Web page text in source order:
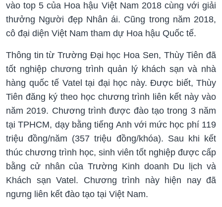
vào top 5 của Hoa hậu Việt Nam 2018 cùng với giải
thưởng Người đẹp Nhân ái. Cũng trong năm 2018,
cô đại diện Việt Nam tham dự Hoa hậu Quốc tế.
Thông tin từ Trường Đại học Hoa Sen, Thùy Tiên đã
tốt nghiệp chương trình quản lý khách sạn và nhà
hàng quốc tế Vatel tại đại học này. Được biết, Thùy
Tiên đăng ký theo học chương trình liên kết này vào
năm 2019. Chương trình được đào tạo trong 3 năm
tại TPHCM, dạy bằng tiếng Anh với mức học phí 119
triệu đồng/năm (357 triệu đồng/khóa). Sau khi kết
thúc chương trình học, sinh viên tốt nghiệp được cấp
bằng cử nhân của Trường Kinh doanh Du lịch và
Khách sạn Vatel. Chương trình này hiện nay đã
ngưng liên kết đào tạo tại Việt Nam.